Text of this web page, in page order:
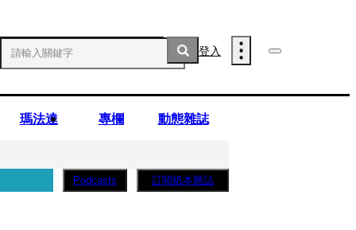
登入
瑪法達 專欄 動態雜誌
Podcasts 訂閱紙本雜誌